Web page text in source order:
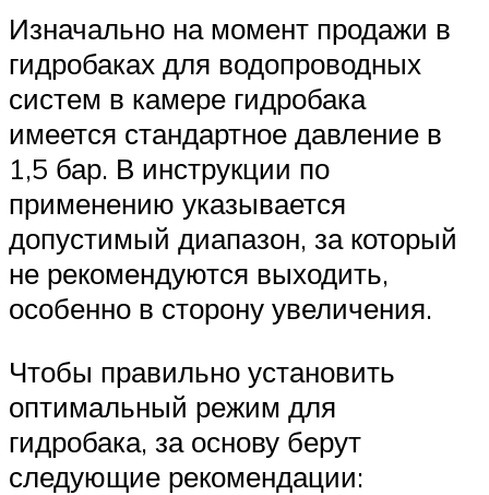
Изначально на момент продажи в
гидробаках для водопроводных
систем в камере гидробака
имеется стандартное давление в
1,5 бар. В инструкции по
применению указывается
допустимый диапазон, за который
не рекомендуются выходить,
особенно в сторону увеличения.
Чтобы правильно установить
оптимальный режим для
гидробака, за основу берут
следующие рекомендации: